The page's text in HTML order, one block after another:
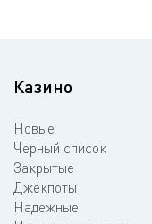
Казино
Новые
Черный список
Закрытые
Джекпоты
Надежные